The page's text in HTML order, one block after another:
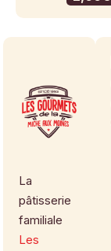
La
pâtisserie
familiale
Les